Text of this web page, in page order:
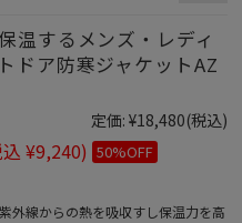
温するメンズ・レディ
ドア防寒ジャケットAZ
定価: ¥18,480(税込)
¥9,240) 50%OFF
外線からの熱を吸収すし保温力を高